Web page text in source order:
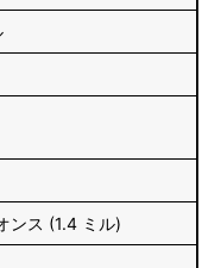
ンス (1.4 ミル)